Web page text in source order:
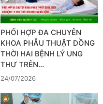
PHỐI HỢP ĐA CHUYÊN
KHOA PHẪU THUẬT ĐỒNG
THỜI HAI BỆNH LÝ UNG
THƯ TRÊN…
24/07/2026